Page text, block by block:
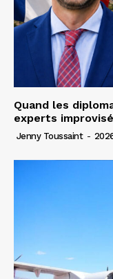
Quand les
experts
Jenny Toussaint -